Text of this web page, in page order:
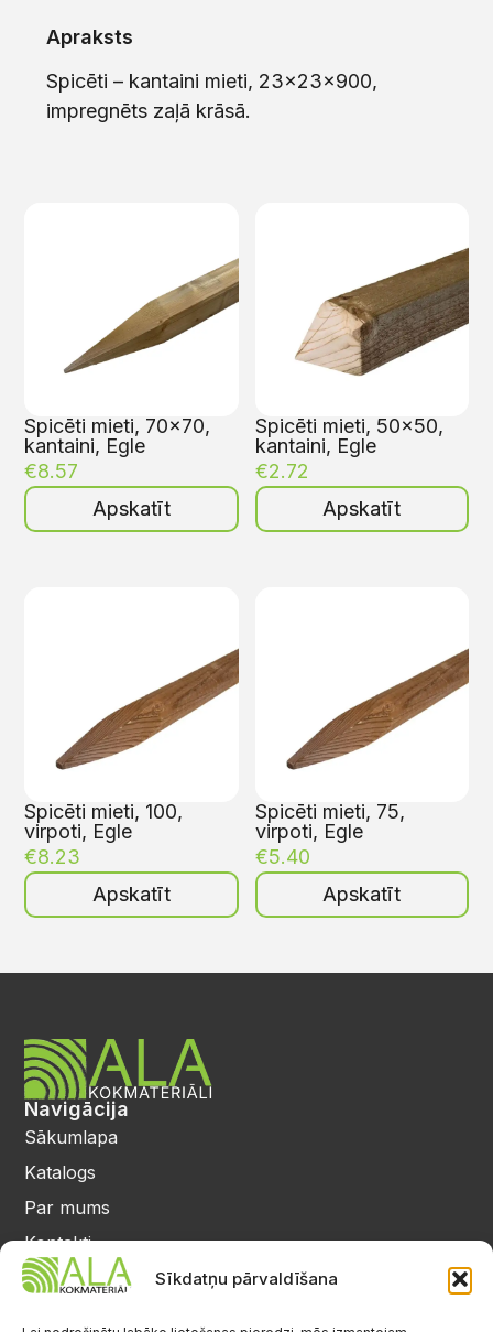
Sīkdatņu pārvaldīšana
Apraksts
Spicēti – kantaini mieti, 23x23x900,
impregnēts zaļā krāsā.
Spicēti mieti, 70×70,
kantaini, Egle
€8.57
Apskatīt
Spicēti mieti, 50×50,
kantaini, Egle
€2.72
Apskatīt
Spicēti mieti, 100,
virpoti, Egle
€8.23
Apskatīt
Spicēti mieti, 75,
virpoti, Egle
€5.40
Apskatīt
Navigācija
Sākumlapa
Katalogs
Par mums
Kontakti
Privātuma politika